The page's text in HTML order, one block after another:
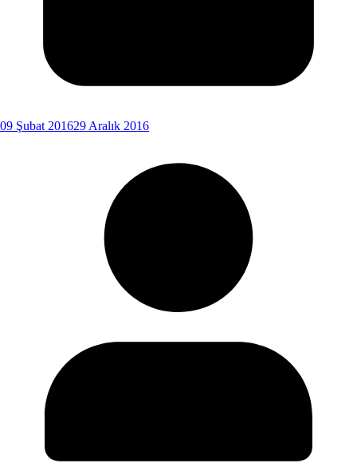
09 Şubat 201629 Aralık 2016